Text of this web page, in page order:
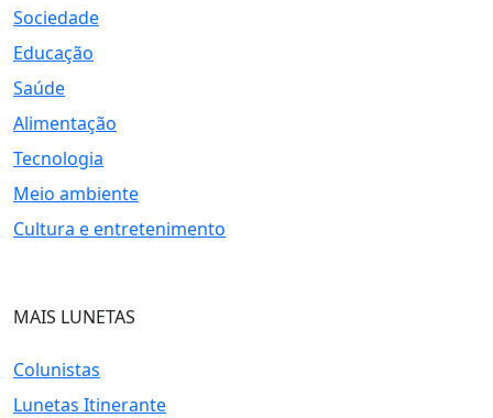
Sociedade
Educação
Saúde
Alimentação
Tecnologia
Meio ambiente
Cultura e entretenimento
MAIS LUNETAS
Colunistas
Lunetas Itinerante